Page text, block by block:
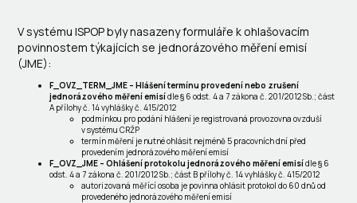
V systému ISPOP byly nasazeny formuláře k ohlašovacím
povinnostem týkajících se jednorázového měření emisí
(JME):
F_OVZ_TERM_JME – Hlášení termínu provedení nebo zrušení
jednorázového měření emisídle § 6 odst. 4 a 7 zákona č. 201/2012 Sb.; část
A přílohy č. 14 vyhlášky č. 415/2012
podmínkou pro podání hlášení je registrovaná provozovna ovzduší
v systému CRŽP
termín měření je nutné ohlásit nejméně 5 pracovních dní před
provedením jednorázového měření emisí
F_OVZ_JME – Ohlášení protokolu jednorázového měření emisídle § 6
odst. 4 a 7 zákona č. 201/2012 Sb.; část B přílohy č. 14 vyhlášky č. 415/2012
autorizovaná měřící osoba je povinna ohlásit protokol do 60 dnů od
provedeného jednorázového měření emisí